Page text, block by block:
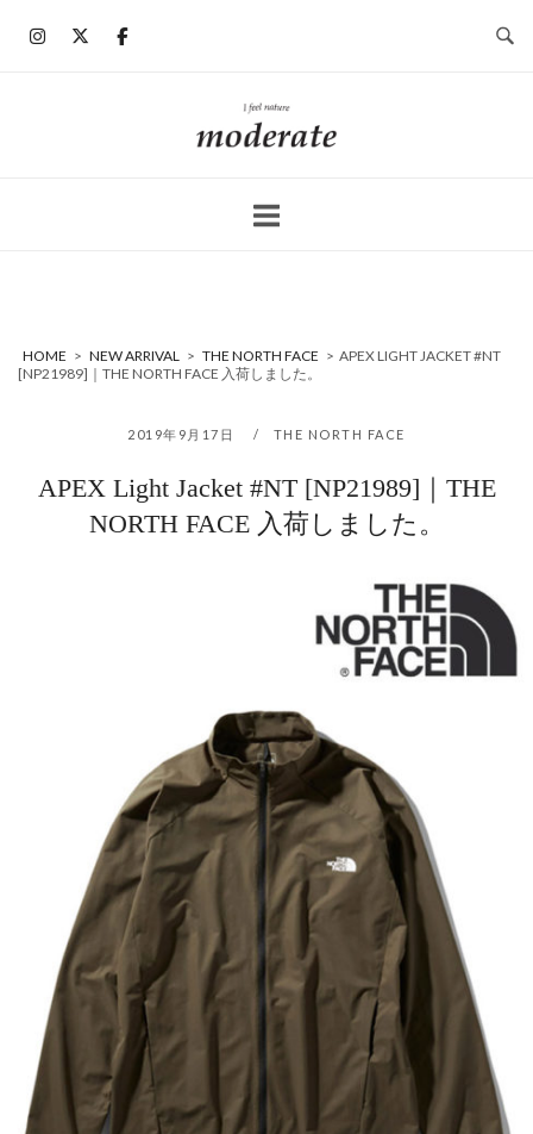
ホ
ー
HOME > NEW ARRIVAL > THE NORTH FACE > APEX LIGHT JACKET #NT
[NP21989]｜THE NORTH FACE 入荷しました。
2019年9月17日 THE NORTH FACE
APEX Light Jacket #NT [NP21989]｜THE
NORTH FACE 入荷しました。